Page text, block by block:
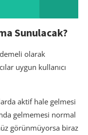
Sunulacak?
olarak
uygun kullanıcı
aktif hale gelmesi
gelmemesi normal
görünmüyorsa biraz